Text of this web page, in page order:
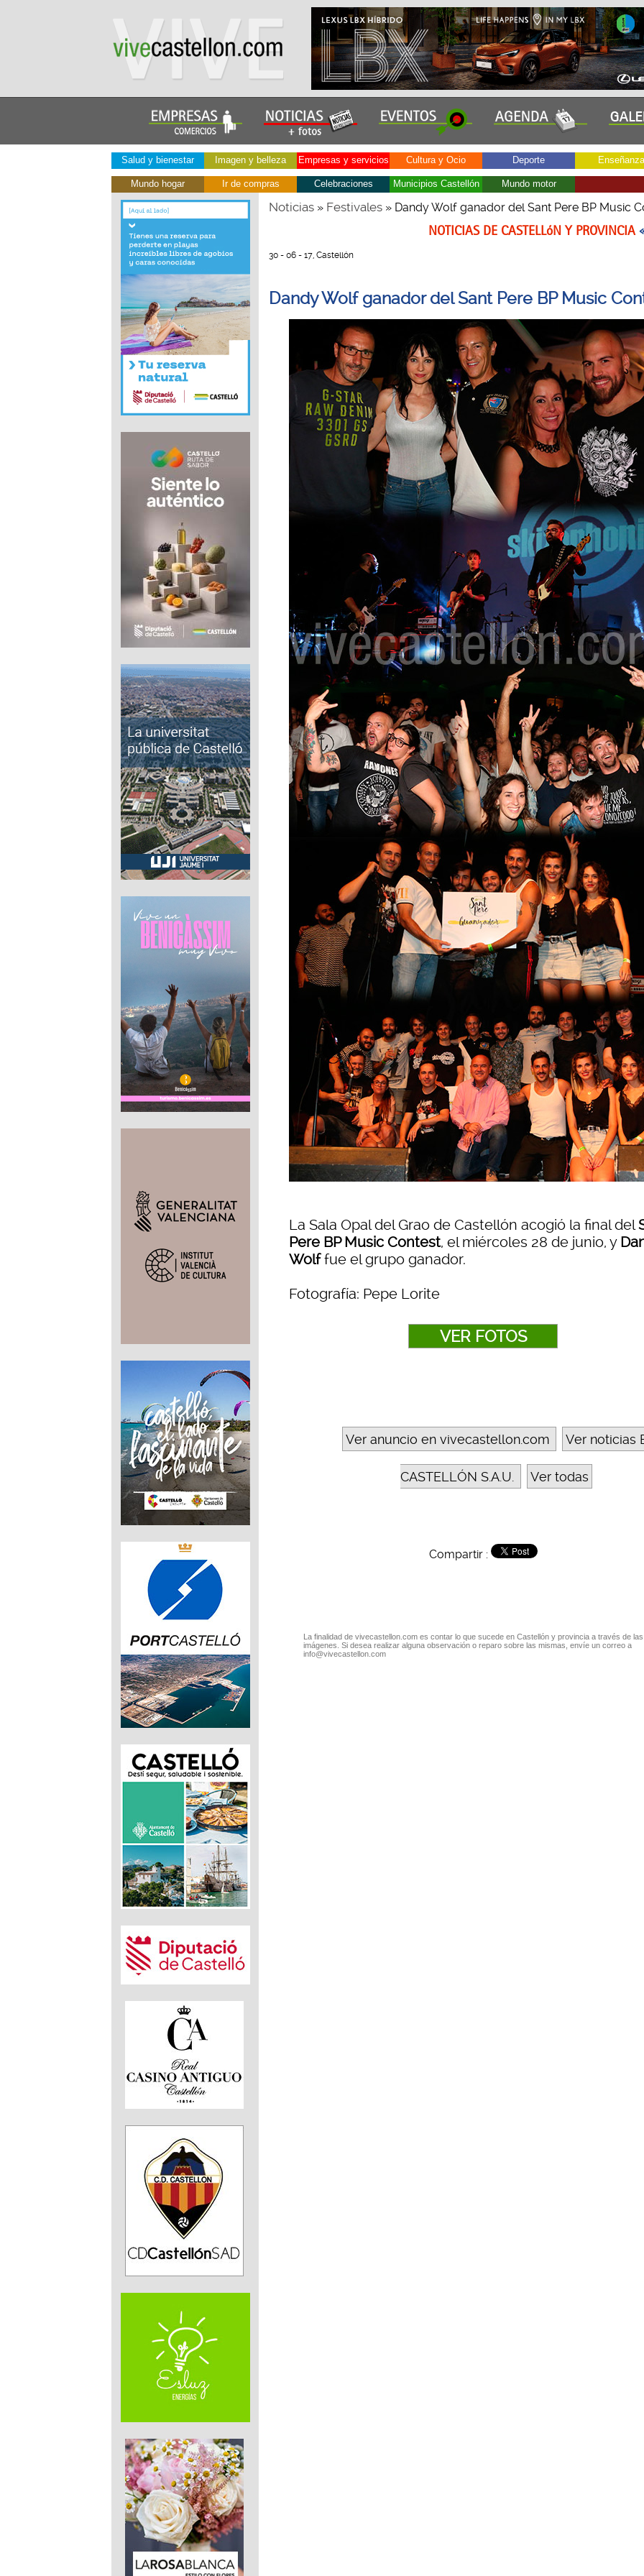
Salud y bienestar Imagen y belleza Empresas y servicios Cultura y Ocio Deporte Enseñanza
Mundo hogar Ir de compras Celebraciones Municipios Castellón Mundo motor
Noticias» Festivales» Dandy Wolf ganador del Sant Pere BP Music
NOTICIAS DE CASTELLóN Y PROVINCIA
30 - 06 - 17, Castellón
Dandy Wolf ganador del Sant Pere BP Music
La Sala Opal del Grao de Castellón acogió la final del
Pere BP Music Contest, el miércoles 28 de junio, y
Wolffue el grupo ganador.
Fotografía: Pepe Lorite
VER FOTOS
Ver anuncio en vivecastellon.com Ver noticias
CASTELLÓN S.A.U. Ver todas
Compartir :
La finalidad de vivecastellon.com es contar lo que sucede en Castellón y provincia a través de las
imágenes. Si desea realizar alguna observación o reparo sobre las mismas, envíe un correo a
info@vivecastellon.com